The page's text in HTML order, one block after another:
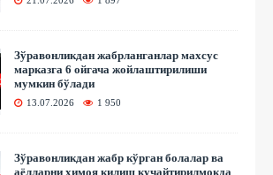
Зўравонликдан жабрланганлар махсус
марказга 6 ойгача жойлаштирилиши
мумкин бўлади
13.07.2026 1 950
Зўравонликдан жабр кўрган болалар ва
аёлларни ҳимоя қилиш кучайтирилмоқда